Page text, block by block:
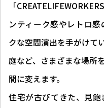
「
ンティーク感やレトロ
クな空間演出を手がけて
庭など、さまざまな場所
間に変えます。
住宅が古びてきた、見